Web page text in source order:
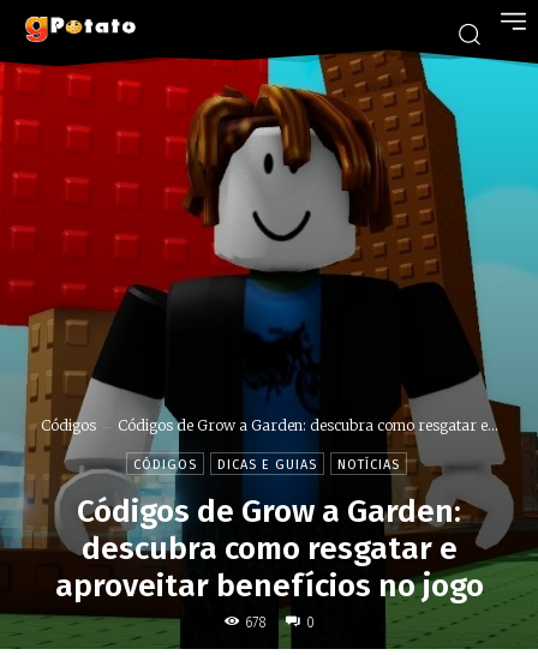
Códigos Códigos de Grow a Garden: descubra como resgatar e...
CÓDIGOS DICAS E GUIAS NOTÍCIAS
Códigos de Grow a Garden:
descubra como resgatar e
aproveitar benefícios no jogo
678 0